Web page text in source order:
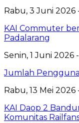
Rabu, 3 Juni 2026
KAI Commuter
Padalarang
Senin, 1 Juni 2026
Jumlah
Rabu, 13 Mei 2026
KAI Daop 2
Komunitas